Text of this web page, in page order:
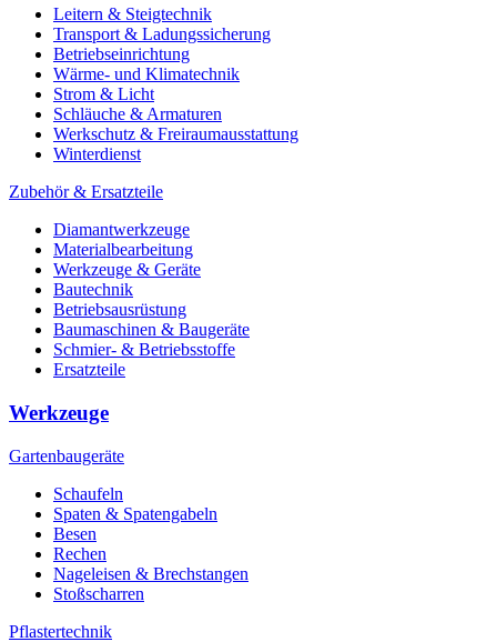
Leitern & Steigtechnik
Transport & Ladungssicherung
Betriebseinrichtung
Wärme- und Klimatechnik
Strom & Licht
Schläuche & Armaturen
Werkschutz & Freiraumausstattung
Winterdienst
Zubehör & Ersatzteile
Diamantwerkzeuge
Materialbearbeitung
Werkzeuge & Geräte
Bautechnik
Betriebsausrüstung
Baumaschinen & Baugeräte
Schmier- & Betriebsstoffe
Ersatzteile
Werkzeuge
Gartenbaugeräte
Schaufeln
Spaten & Spatengabeln
Besen
Rechen
Nageleisen & Brechstangen
Stoßscharren
Pflastertechnik